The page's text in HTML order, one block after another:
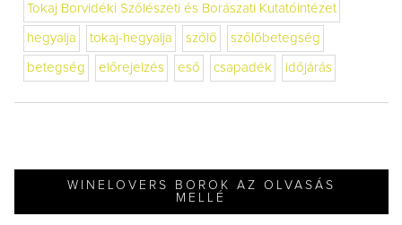
Tokaj Borvidéki Szőlészeti és Borászati Kutatóintézet
hegyalja tokaj-hegyalja szőlő szőlőbetegség
betegség előrejelzés eső csapadék időjárás
WINELOVERS BOROK AZ OLVASÁS
MELLÉ